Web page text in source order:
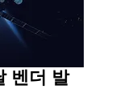
벤더 발